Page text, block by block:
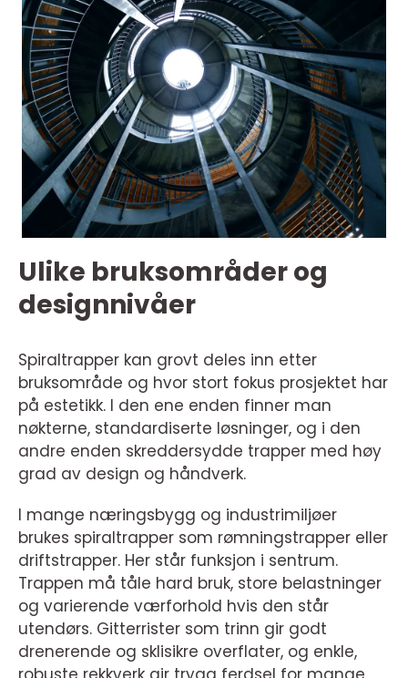
Ulike bruksområder og
designnivåer
Spiraltrapper kan grovt deles inn etter
bruksområde og hvor stort fokus prosjektet har
på estetikk. I den ene enden finner man
nøkterne, standardiserte løsninger, og i den
andre enden skreddersydde trapper med høy
grad av design og håndverk.
I mange næringsbygg og industrimiljøer
brukes spiraltrapper som rømningstrapper eller
driftstrapper. Her står funksjon i sentrum.
Trappen må tåle hard bruk, store belastninger
og varierende værforhold hvis den står
utendørs. Gitterrister som trinn gir godt
drenerende og sklisikre overflater, og enkle,